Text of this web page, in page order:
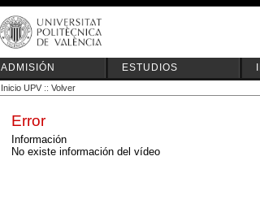
ADMISIÓN ESTUDIOS
Inicio UPV :: Volver
Error
Información
No existe información del vídeo